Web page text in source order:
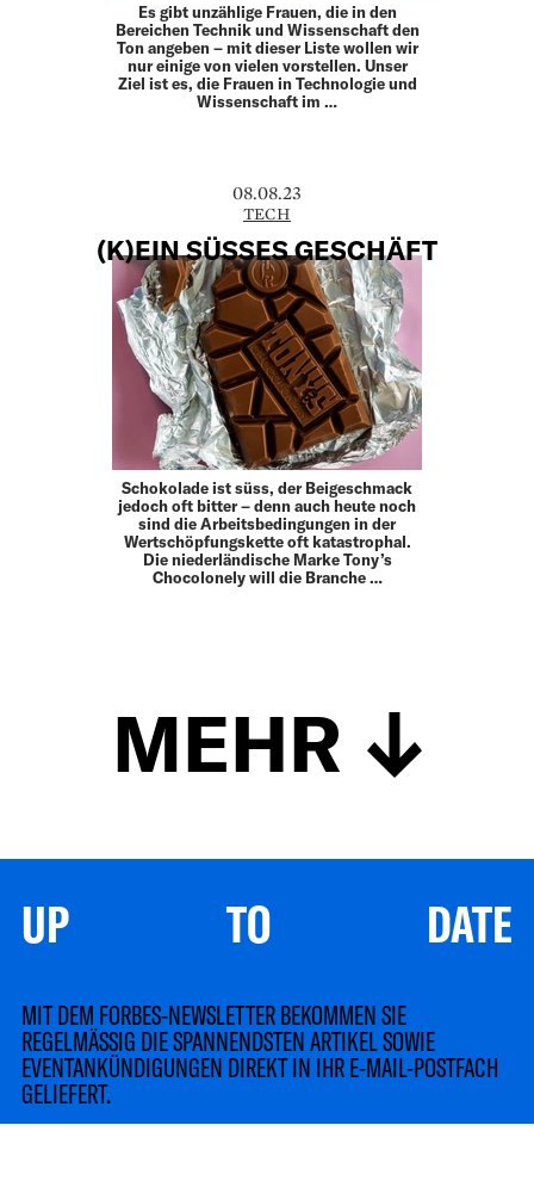
Es gibt unzählige Frauen, die in den
Bereichen Technik und Wissenschaft den
Ton angeben – mit dieser Liste wollen wir
nur einige von vielen vorstellen. Unser
Ziel ist es, die Frauen in Technologie und
Wissenschaft im …
08.08.23
TECH
(K)EIN SÜSSES GESCHÄFT
Schokolade ist süss, der Beigeschmack
jedoch oft bitter – denn auch heute noch
sind die Arbeitsbedingungen in der
Wertschöpfungskette oft katastrophal.
Die niederländische Marke Tony’s
Chocolonely will die Branche …
MEHR
UP TO DATE
MIT DEM FORBES-NEWSLETTER BEKOMMEN SIE
REGELMÄSSIG DIE SPANNENDSTEN ARTIKEL SOWIE
EVENTANKÜNDIGUNGEN DIREKT IN IHR E-MAIL-POSTFACH
GELIEFERT.